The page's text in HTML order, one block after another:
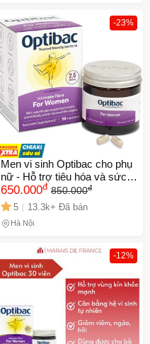
-23%
Men vi sinh Optibac cho phụ
nữ - Hỗ trợ tiêu hóa và sức
khỏe sinh lý - Sản phẩm an
toàn từ Anh Quốc
650.000đ 850.000đ
5 13.3k+ Đã bán
Hà Nội
-12%